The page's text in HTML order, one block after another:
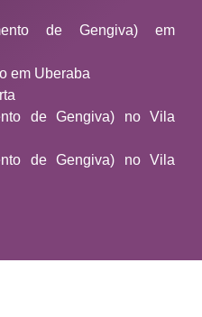
de Gengiva) em
em Uberaba
de Gengiva) no Vila
de Gengiva) no Vila